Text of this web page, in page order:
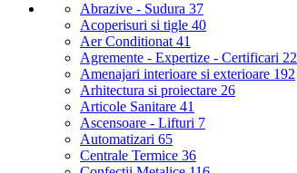
Abrazive - Sudura 37
Acoperisuri si tigle 40
Aer Conditionat 41
Agremente - Expertize - Certificari 22
Amenajari interioare si exterioare 192
Arhitectura si proiectare 26
Articole Sanitare 41
Ascensoare - Lifturi 7
Automatizari 65
Centrale Termice 36